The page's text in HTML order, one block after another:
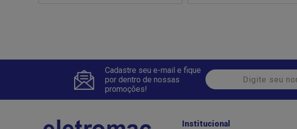
Cadastre seu e-mail e fique
por dentro de nossas
promoções!
Institucional